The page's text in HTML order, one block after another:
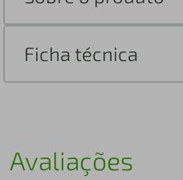
Ficha técnica
Avaliações